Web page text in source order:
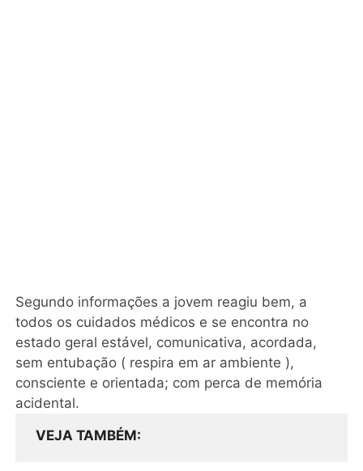
Segundo informações a jovem reagiu bem, a
todos os cuidados médicos e se encontra no
estado geral estável, comunicativa, acordada,
sem entubação ( respira em ar ambiente ),
consciente e orientada; com perca de memória
acidental.
VEJA TAMBÉM